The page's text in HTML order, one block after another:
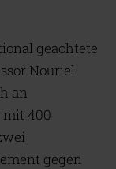
geachtete
Nouriel
an
mit 400
gegen